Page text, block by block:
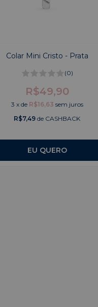
Colar Mini Cristo - Prata
(0)
R$49,90
3 x de R$16,63 sem juros
R$7,49 de CASHBACK